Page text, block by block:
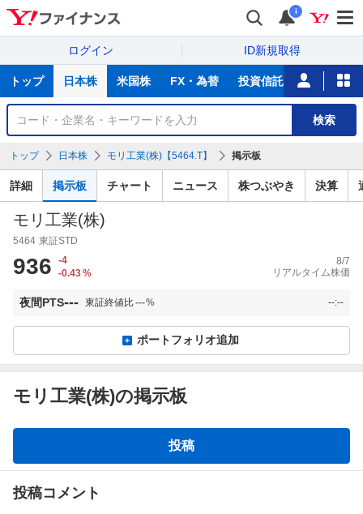
i
ログイン ID新規取得
サ
トップ 日本株 米国株 FX・為替 投資信託 ニュース
銘
検
索
検索
トップ 日本株 モリ工業(株)【5464.T】 掲示板
詳細 掲示板 チャート ニュース 株つぶやき 決算
モリ工業(株)
5464 東証STD
936
-4
-0.43%
8/7
リアルタイム株価
夜間PTS--- 東証終値比---% --:--
ポートフォリオ追加
モリ工業(株)の掲示板
板
投稿
投稿コメント